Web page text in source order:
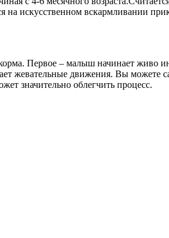
искусственном вскармливании
Первое – малыш начинает живо
жевательные движения. Вы можете
значительно облегчить процесс.